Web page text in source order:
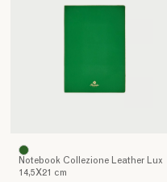
Notebook Collezione Leather Lux
14,5X21 cm